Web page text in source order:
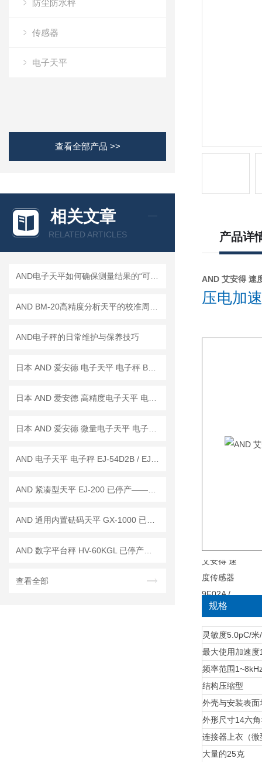
防尘防水秤
传感器
电子天平
查看全部产品 >>
相关文章
RELATED ARTICLES
AND电子秤的日常维护与保养技巧
查看全部
产品详
AND 艾安得 速
压电加
规格
灵敏度5.0pC/米
最大使用加速度
频率范围
结构压缩型
外壳与安装表面
外形尺寸14六
连接器 上衣（
大量的25克